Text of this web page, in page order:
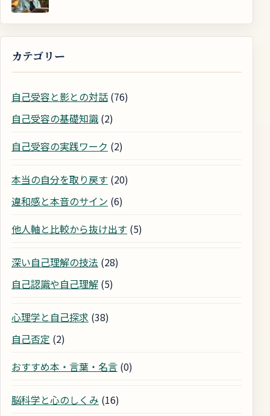
カテゴリー
自己受容と影との対話 (76)
自己受容の基礎知識 (2)
自己受容の実践ワーク (2)
本当の自分を取り戻す (20)
違和感と本音のサイン (6)
他人軸と比較から抜け出す (5)
深い自己理解の技法 (28)
自己認識や自己理解 (5)
心理学と自己探求 (38)
自己否定 (2)
おすすめ本・言葉・名言 (0)
脳科学と心のしくみ (16)